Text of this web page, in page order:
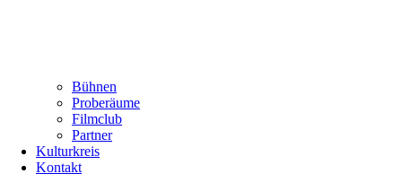
Bühnen
Proberäume
Filmclub
Partner
Kulturkreis
Kontakt